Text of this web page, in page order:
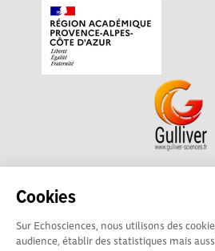
Cookies
Sur Echosciences, nous utilisons des
audience, établir des statistiques mais
Echosciences Sud Provence-Alpes-
académique pour la Recherche et